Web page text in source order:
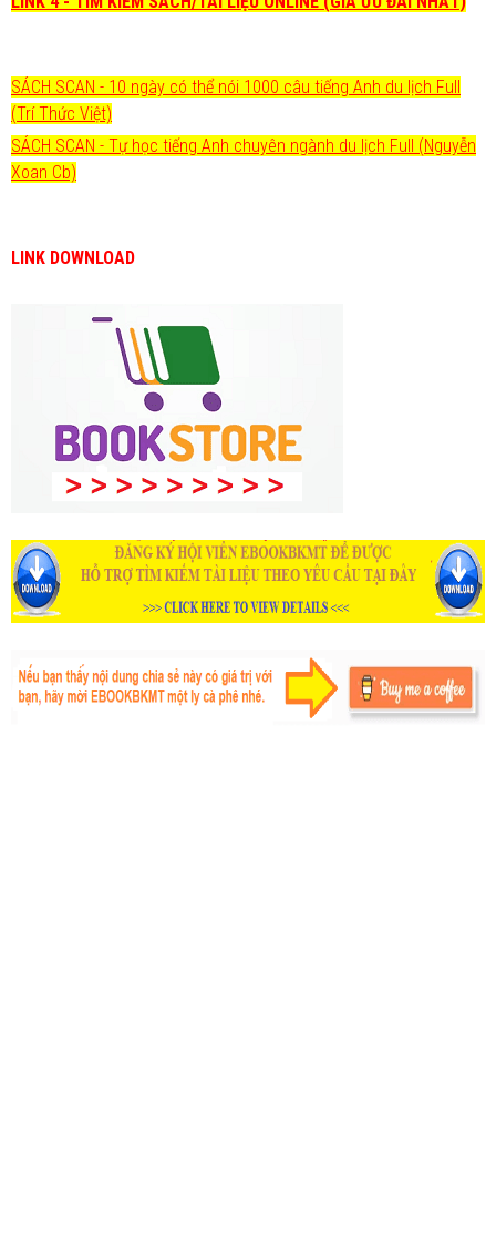
SÁCH SCAN - 10 ngày có thể nói 1000 câu tiếng Anh du lịch Full
(Trí Thức Việt)
SÁCH SCAN - Tự học tiếng Anh chuyên ngành du lịch Full (Nguyễn
Xoan Cb)
LINK DOWNLOAD